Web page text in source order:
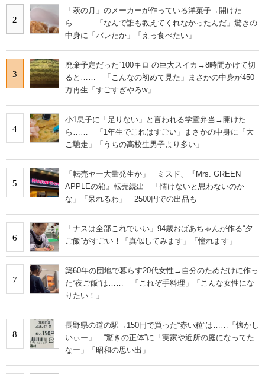
2
「萩の月」のメーカーが作っている洋菓子→開けた
ら…… 「なんで誰も教えてくれなかったんだ」驚きの
中身に「バレたか」「えっ食べたい」
3
廃棄予定だった“100キロ”の巨大スイカ→8時間かけて切
ると…… 「こんなの初めて見た」まさかの中身が450
万再生「すごすぎやろw」
4
小1息子に「足りない」と言われる学童弁当→開けた
ら…… 「1年生でこれはすごい」まさかの中身に「大
ご馳走」「うちの高校生男子より多い」
5
「転売ヤー大量発生か」 ミスド、『Mrs. GREEN
APPLEの箱』転売続出 「情けないと思わないのか
な」「呆れるわ」 2500円での出品も
6
「ナスは全部これでいい」94歳おばあちゃんが作る“夕
ご飯”がすごい！「真似してみます」「憧れます」
7
築60年の団地で暮らす20代女性→自分のためだけに作っ
た“夜ご飯”は…… 「これぞ手料理」「こんな女性にな
りたい！」
8
長野県の道の駅→150円で買った“赤い粒”は……「懐かし
いぃー」 “驚きの正体”に「実家や近所の庭になってた
なー」「昭和の思い出」